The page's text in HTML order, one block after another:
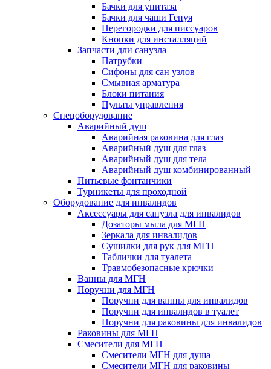
Бачки для унитаза
Бачки для чаши Генуя
Перегородки для писсуаров
Кнопки для инсталляций
Запчасти дли санузла
Патрубки
Сифоны для сан узлов
Смывная арматура
Блоки питания
Пульты управления
Спецоборудование
Аварийный душ
Аварийная раковина для глаз
Аварийный душ для глаз
Аварийный душ для тела
Аварийный душ комбинированный
Питьевые фонтанчики
Турникеты для проходной
Оборудование для инвалидов
Аксессуары для санузла для инвалидов
Дозаторы мыла для МГН
Зеркала для инвалидов
Сушилки для рук для МГН
Таблички для туалета
Травмобезопасные крючки
Ванны для МГН
Поручни для МГН
Поручни для ванны для инвалидов
Поручни для инвалидов в туалет
Поручни для раковины для инвалидов
Раковины для МГН
Смесители для МГН
Смесители МГН для душа
Смесители МГН для раковины